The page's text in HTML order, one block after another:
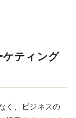
ケティング
く、ビジネスの